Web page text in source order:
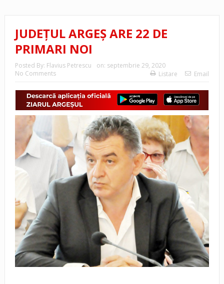
JUDEȚUL ARGEȘ ARE 22 DE
PRIMARI NOI
Posted By: Flavius Petrescu on: septembrie 29, 2020
No Comments
Listare Email